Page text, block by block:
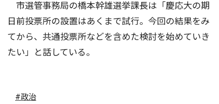
市選管事務局の橋本幹雄選挙課長は「慶応大の期
日前投票所の設置はあくまで試行。今回の結果をみ
てから、共通投票所などを含めた検討を始めていき
たい」と話している。
#政治